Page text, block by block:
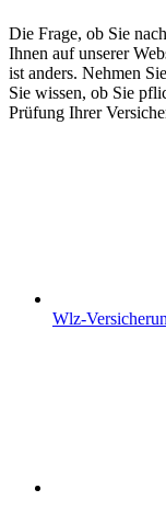
Die Frage, ob Sie
Ihnen auf unserer
ist anders. Nehmen
Sie wissen, ob Sie
Prüfung Ihrer
Wlz-